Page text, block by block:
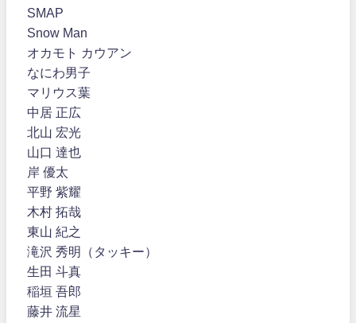
SMAP
Snow Man
オカモト カウアン
なにわ男子
マリウス葉
中居 正広
北山 宏光
山口 達也
岸 優太
平野 紫耀
木村 拓哉
東山 紀之
滝沢 秀明（タッキー）
生田 斗真
稲垣 吾郎
藤井 流星